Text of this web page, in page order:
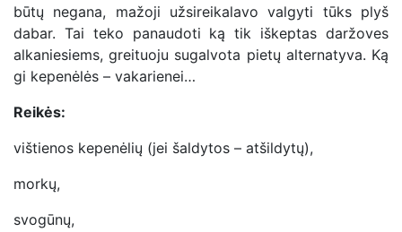
būtų negana, mažoji užsireikalavo valgyti tūks plyš
dabar. Tai teko panaudoti ką tik iškeptas daržoves
alkaniesiems, greituoju sugalvota pietų alternatyva. Ką
gi kepenėlės – vakarienei…
Reikės:
vištienos kepenėlių (jei šaldytos – atšildytų),
morkų,
svogūnų,